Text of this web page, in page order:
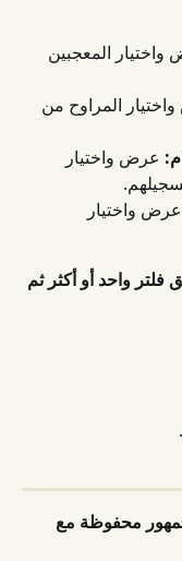
المعجبين
المراوح من
عرض واختيار
عرض واختيار
واحد أو أكثر ثم
محفوظة مع